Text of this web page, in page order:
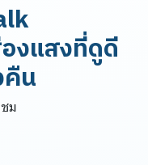
งแสงที่ดูดี
น
ชม